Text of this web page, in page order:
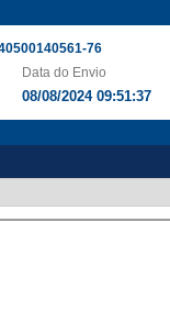
76
Data do Envio
08/08/2024 09:51:37